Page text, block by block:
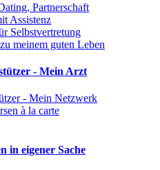
Partnerschaft
Assistenz
Selbstvertretung
meinem guten Leben
- Mein Arzt
- Mein Netzwerk
à la carte
in eigener Sache